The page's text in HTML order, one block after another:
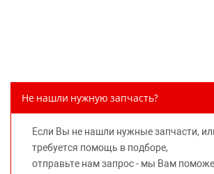
предлагаемых к продаже запасных
правообладателей указанных товарных
Требование предоставлять покупателю
достоверную информацию о товаре,
Не нашли нужную запчасть?
Если Вы не нашли нужные запчасти,
требуется помощь в подборе,
отправьте нам запрос - мы Вам